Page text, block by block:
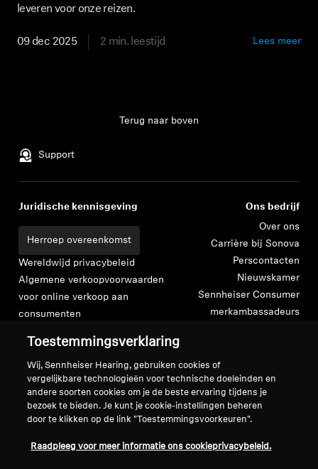
leveren voor onze reizen.
09 dec 2025 2 min. leestijd Lees meer
Support
Terug naar boven
Juridische kennisgeving
Herroep overeenkomst
Wereldwijd privacybeleid
Algemene verkoopvoorwaarden
voor online verkoop aan
consumenten
openbaarmaking van
kwetsbaarheden
Ons bedrijf
Over ons
Carrière bij Sonova
Perscontacten
Nieuwskamer
Sennheiser Consumer
merkambassadeurs
Colofon Cookie-instellingen
Toestemmingsverklaring
Wij, Sennheiser Hearing, gebruiken cookies of
vergelijkbare technologieën voor technische doeleinden en
andere soorten cookies om je de beste ervaring tijdens je
bezoek te bieden. Je kunt je cookie-instellingen beheren
door te klikken op de link "Toestemmingsvoorkeuren".
Raadpleeg voor meer informatie ons cookieprivacybeleid.